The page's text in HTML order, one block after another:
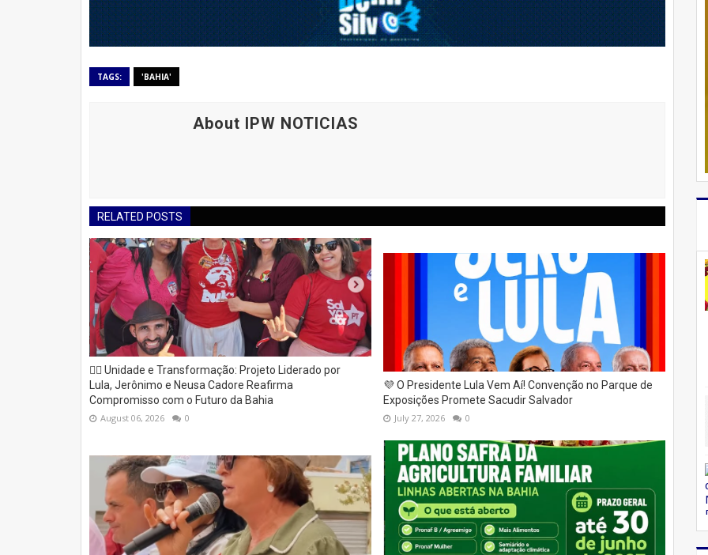
TAGS: 'BAHIA'
About IPW NOTICIAS
RELATED POSTS
✊🏽 Unidade e Transformação: Projeto Liderado por
Lula, Jerônimo e Neusa Cadore Reafirma
Compromisso com o Futuro da Bahia
August 06, 2026 0
💜 O Presidente Lula Vem Aí! Convenção no Parque de
Exposições Promete Sacudir Salvador
July 27, 2026 0